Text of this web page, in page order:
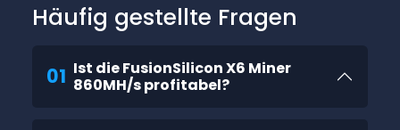
Häufig gestellte Fragen
01 Ist die FusionSilicon X6 Miner
860MH/s profitabel?